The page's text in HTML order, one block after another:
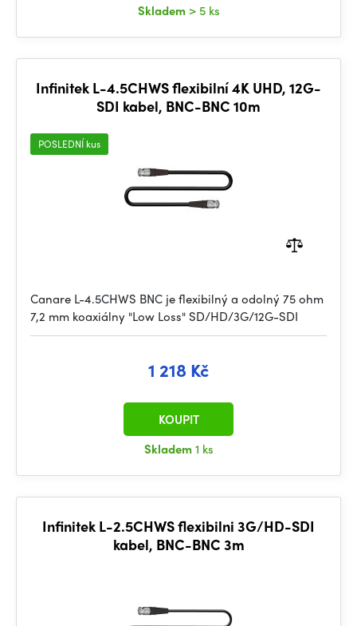
Skladem > 5 ks
Infinitek L-4.5CHWS flexibilní 4K UHD, 12G-
SDI kabel, BNC-BNC 10m
POSLEDNÍ kus
Canare L-4.5CHWS BNC je flexibilný a odolný 75 ohm
7,2 mm koaxiálny "Low Loss" SD/HD/3G/12G-SDI
1 218 Kč
Skladem1 ks
KOUPIT
Infinitek L-2.5CHWS flexibilni 3G/HD-SDI
kabel, BNC-BNC 3m